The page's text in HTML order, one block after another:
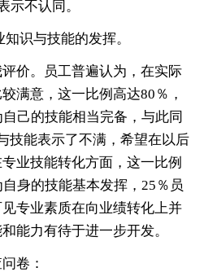
示不认同。
知识与技能的发挥。
价。员工普遍认为，在实际
满意，这一比例高达80％，
己的技能相当完备，与此同
技能表示了不满，希望在以后
业技能转化方面，这一比例
身的技能基本发挥，25％员
专业素质在向业绩转化上并
能力有待于进一步开发。
卷：